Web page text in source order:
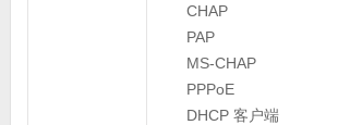
CHAP
PAP
MS-CHAP
PPPoE
DHCP 客户端